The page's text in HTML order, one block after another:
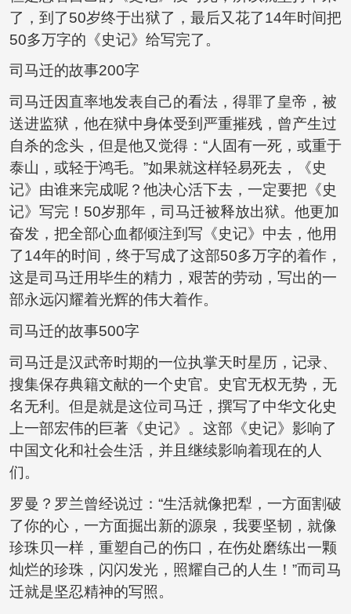
了，到了50岁终于出狱了，最后又花了14年时间把
50多万字的《史记》给写完了。
司马迁的故事200字
司马迁因直率地发表自己的看法，得罪了皇帝，被
送进监狱，他在狱中身体受到严重摧残，曾产生过
自杀的念头，但是他又觉得：“人固有一死，或重于
泰山，或轻于鸿毛。”如果就这样轻易死去，《史
记》由谁来完成呢？他决心活下去，一定要把《史
记》写完！50岁那年，司马迁被释放出狱。他更加
奋发，把全部心血都倾注到写《史记》中去，他用
了14年的时间，终于写成了这部50多万字的着作，
这是司马迁用毕生的精力，艰苦的劳动，写出的一
部永远闪耀着光辉的伟大着作。
司马迁的故事500字
司马迁是汉武帝时期的一位执掌天时星历，记录、
搜集保存典籍文献的一个史官。史官无权无势，无
名无利。但是就是这位司马迁，撰写了中华文化史
上一部宏伟的巨著《史记》。这部《史记》影响了
中国文化和社会生活，并且继续影响着现在的人
们。
罗曼？罗兰曾经说过：“生活就像把犁，一方面割破
了你的心，一方面掘出新的源泉，我要坚韧，就像
珍珠贝一样，重塑自己的伤口，在伤处磨练出一颗
灿烂的珍珠，闪闪发光，照耀自己的人生！”而司马
迁就是坚忍精神的写照。